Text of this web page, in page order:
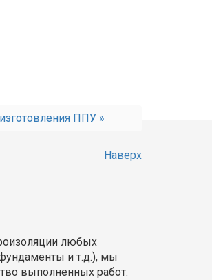
ППУ »
Наверх
любых
и т.д.), мы
выполненных работ.